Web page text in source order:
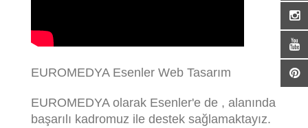
EUROMEDYA Esenler Web Tasarım
EUROMEDYA olarak Esenler'e de , alanında
başarılı kadromuz ile destek sağlamaktayız.